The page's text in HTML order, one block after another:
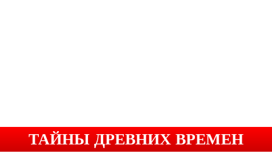
ТАЙНЫ ДРЕВНИХ ВРЕМЕН